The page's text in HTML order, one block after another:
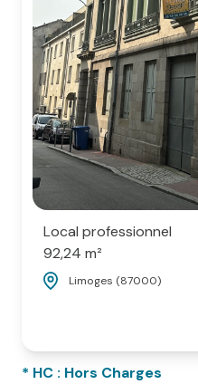
Local professionnel
92,24 m²
Limoges (87000)
* HC : Hors Charges